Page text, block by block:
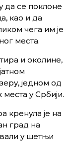
да се поклоне
као и да
чега им је
места.
и околине,
једном од
места у Србији.
кренула је на
град на
у шетњи